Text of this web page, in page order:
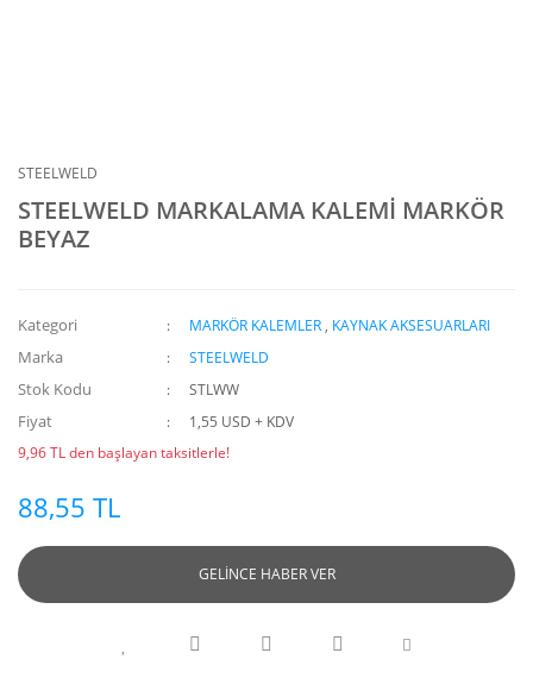
STEELWELD
STEELWELD MARKALAMA KALEMİ MARKÖR
BEYAZ
Kategori MARKÖR KALEMLER , KAYNAK AKSESUARLARI
Marka STEELWELD
Stok Kodu STLWW
Fiyat
1,55 USD + KDV
9,96 TL den başlayan taksitlerle!
88,55 TL
GELİNCE HABER VER